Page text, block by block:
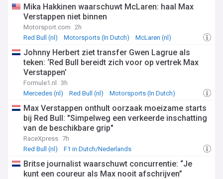
Mika Hakkinen waarschuwt McLaren: haal Max
Verstappen niet binnen
Motorsport.com 2h
Red Bull (nl)
Motorsports (In Dutch) McLaren (nl)
Johnny Herbert ziet transfer Gwen Lagrue als
teken: ‘Red Bull bereidt zich voor op vertrek Max
Verstappen’
Formule1.nl
3h
Mercedes (nl)
Red Bull (nl) Motorsports (In Dutch)
Max Verstappen onthult oorzaak moeizame starts
bij Red Bull: "Simpelweg een verkeerde inschatting
van de beschikbare grip"
RaceXpress 7h
Red Bull (nl)
F1 in Dutch/Nederlands
Britse journalist waarschuwt concurrentie: “Je
kunt een coureur als Max nooit afschrijven”